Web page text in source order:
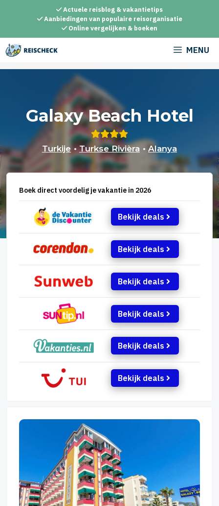
inhoud
Actuele reisblog & vakantietips
Aanbiedingen van populaire reisorganisatie
Online vergelijken & boeken
MENU
Galaxy Beach Hotel
Turkije •Turkse Rivièra • Alanya
Boek direct voordelig je vakantie in 2026
Bekijk deals
Bekijk deals
Bekijk deals
Bekijk deals
Bekijk deals
Bekijk deals